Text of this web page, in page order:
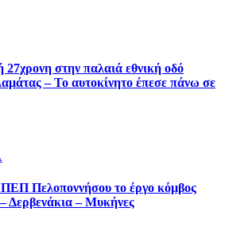
27χρονη στην παλαιά εθνική οδό
– Το αυτοκίνητο έπεσε πάνω σε
Πελοποννήσου το έργο κόμβος
Δερβενάκια – Μυκήνες